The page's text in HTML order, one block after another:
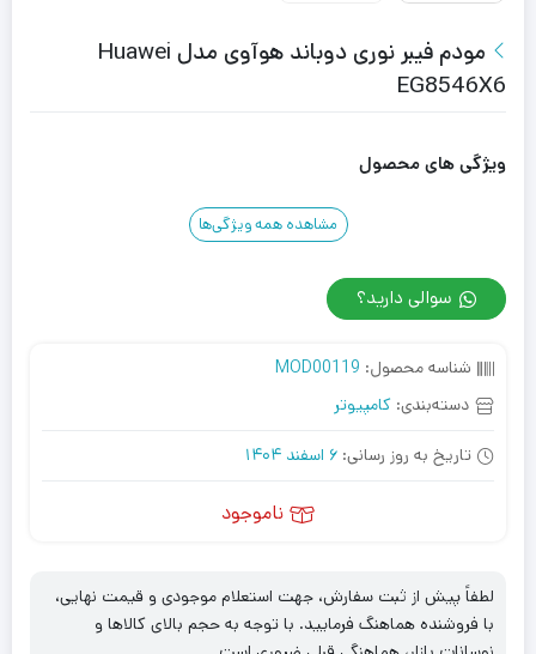
مودم فیبر نوری دوباند هوآوی مدل Huawei
EG8546X6
ویژگی های محصول
مشاهده همه ویژگی‌ها
سوالی دارید؟
شناسه محصول: MOD00119
دسته‌بندی: کامپیوتر
تاریخ به روز رسانی: 6 اسفند 1404
ناموجود
لطفاً پیش از ثبت سفارش، جهت استعلام موجودی و قیمت نهایی،
با فروشنده هماهنگ فرمایید. با توجه به حجم بالای کالاها و